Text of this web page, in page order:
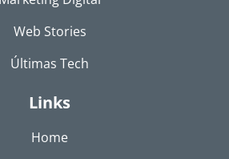
Web Stories
Últimas Tech
Links
Home